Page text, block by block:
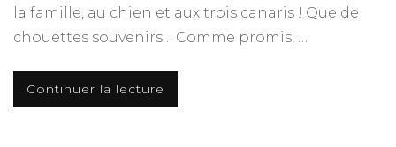
la famille, au chien et aux trois canaris ! Que de
chouettes souvenirs… Comme promis, …
Continuer la lecture